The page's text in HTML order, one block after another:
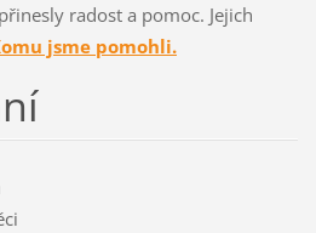
radost a pomoc. Jejich
jsme pomohli.